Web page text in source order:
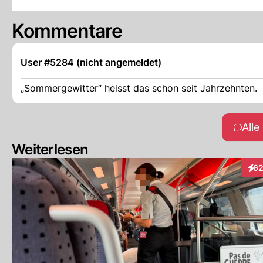
Kommentare
User #5284 (nicht angemeldet)
„Sommergewitter“ heisst das schon seit Jahrzehnten.
Weiterlesen
62